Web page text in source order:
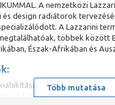
A nemzetközi
design radiátorok
A Lazzarini
többek között
Észak-Afrikában és
fűtésrendszerekre
Több mutatása